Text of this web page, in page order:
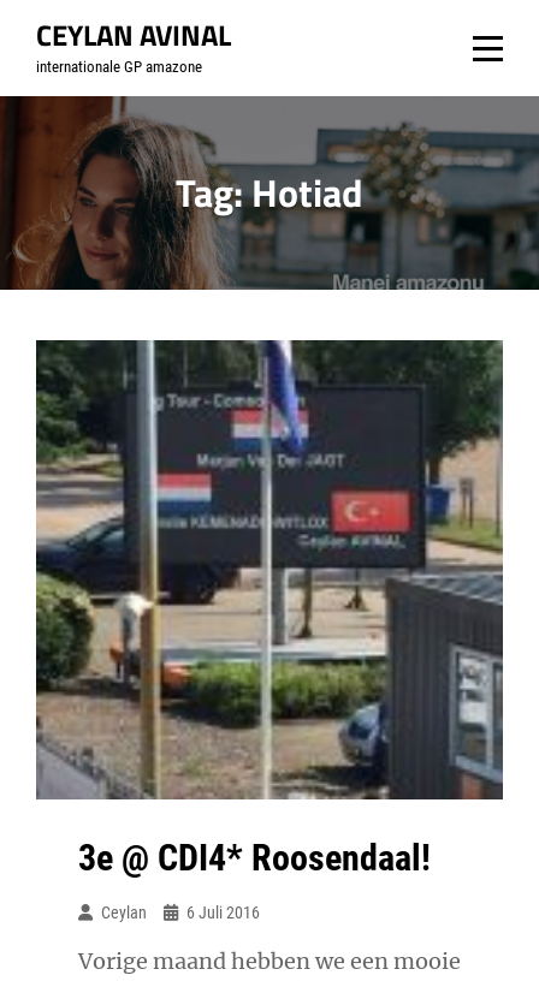
content
CEYLAN AVINAL
internationale GP amazone
Tag:Hotiad
3e @ CDI4* Roosendaal!
Ceylan 6 Juli 2016
Vorige maand hebben we een mooie